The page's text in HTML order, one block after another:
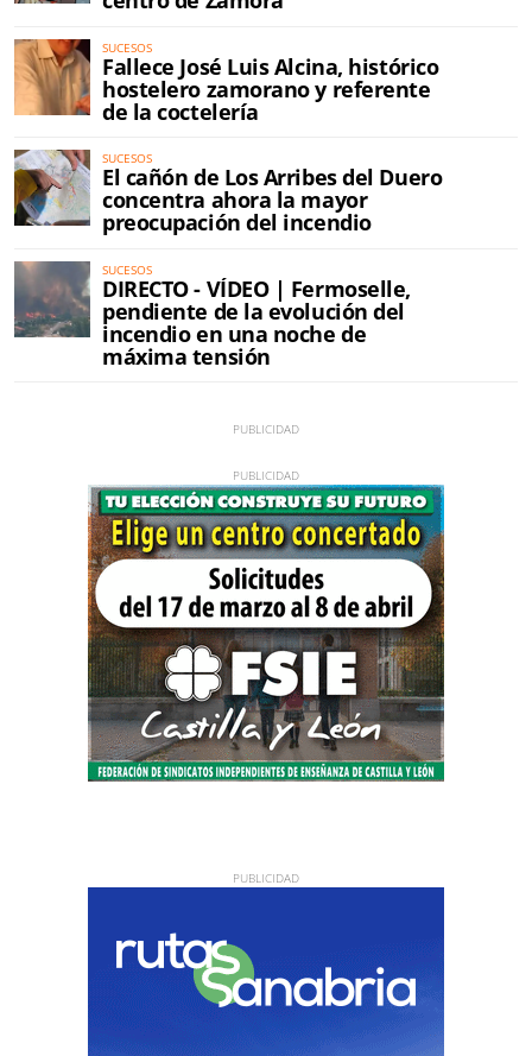
SUCESOS
Fallece José Luis Alcina, histórico
hostelero zamorano y referente
de la coctelería
SUCESOS
El cañón de Los Arribes del Duero
concentra ahora la mayor
preocupación del incendio
SUCESOS
DIRECTO - VÍDEO | Fermoselle,
pendiente de la evolución del
incendio en una noche de
máxima tensión